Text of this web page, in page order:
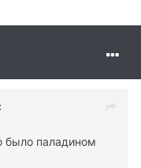
было паладином